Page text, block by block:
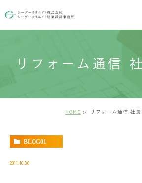
リフォーム通信
HOME リフォーム通信 社長
BLOG01
2011.10.30